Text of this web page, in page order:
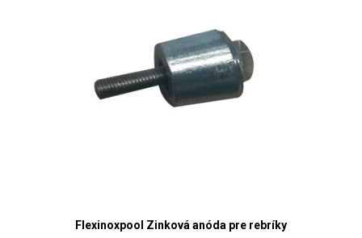
Flexinoxpool Zinková anóda pre rebríky